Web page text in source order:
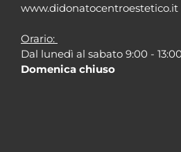
www.didonatocentroestetico.it
Orario:
Dal lunedì al sabato 9:00 -
Domenica chiuso